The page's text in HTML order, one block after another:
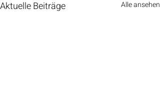
Aktuelle Beiträge Alle ansehen